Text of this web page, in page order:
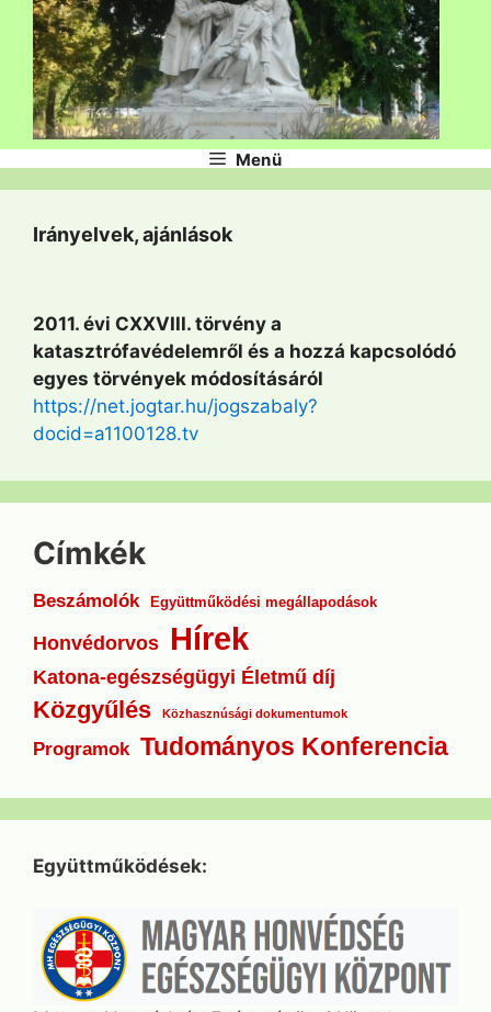
Menü
Irányelvek, ajánlások
2011. évi CXXVIII. törvény a
katasztrófavédelemről és a hozzá kapcsolódó
egyes törvények módosításáról
https://net.jogtar.hu/jogszabaly?
docid=a1100128.tv
Címkék
Beszámolók Együttműködési megállapodások
Honvédorvos Hírek
Katona-egészségügyi Életmű díj
Közgyűlés Közhasznúsági dokumentumok
Programok Tudományos Konferencia
Együttműködések: